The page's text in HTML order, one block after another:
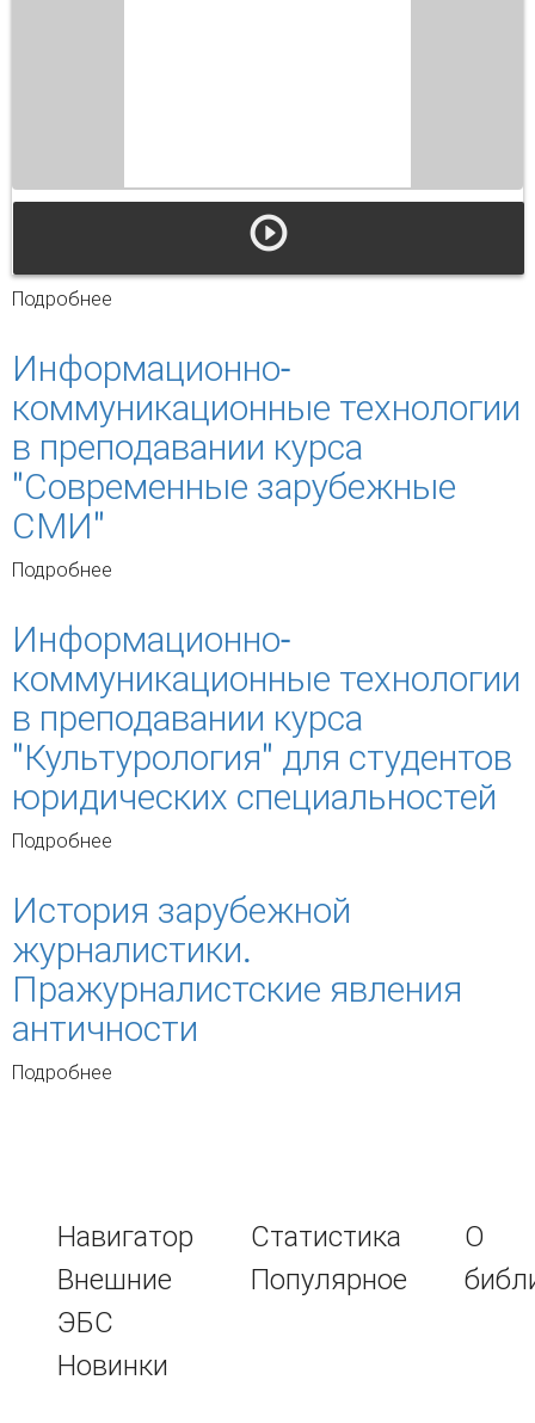
Подробнее
"Романтизм")
Информационно-
коммуникационные технологии
в преподавании курса
"Современные зарубежные
СМИ"
Подробнее
Информационно-
коммуникационные технологии
в преподавании курса
"Культурология" для студентов
юридических специальностей
Подробнее
"Культурология" для студентов юридических
специальностей
История зарубежной
журналистики.
Пражурналистские явления
античности
Подробнее
Навигатор
Внешние
ЭБС
Новинки
Статистика
Популярное
О